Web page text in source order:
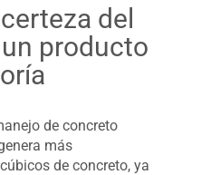
del
producto
de concreto
más
de concreto, ya